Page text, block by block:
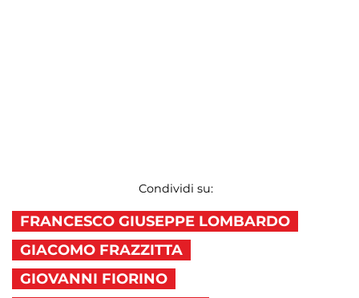
Condividi su:
FRANCESCO GIUSEPPE LOMBARDO
GIACOMO FRAZZITTA
GIOVANNI FIORINO